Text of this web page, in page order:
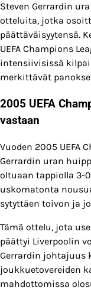
Steven Gerrardin
otteluita, jotka
päättäväisyytensä.
UEFA Champions
intensiivisissä
merkittävät
2005 UEFA
vastaan
Vuoden 2005 UEFA
Gerrardin uran
oltuaan tappiolla 3-
uskomatonta
sytyttäen toivon ja
Tämä ottelu, jota
päättyi Liverpoolin
Gerrardin johtajuus
joukkuetovereiden
mahdottomissa